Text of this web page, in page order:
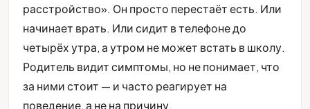
расстройство». Он просто перестаёт есть. Или
начинает врать. Или сидит в телефоне до
четырёх утра, а утром не может встать в школу.
Родитель видит симптомы, но не понимает, что
за ними стоит — и часто реагирует на
поведение, а не на причину.